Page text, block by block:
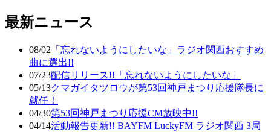
最新ニュース
08/02 「忘れないようにしたいな」ラジオ関西おすすめ
曲に選出!!
07/23配信リリース!!「忘れないようにしたいな」
05/13クマガイタツロウが第53回神戸まつり応援隊長に
就任！
04/30第53回神戸まつり応援CM放映中!!
04/14活動報告更新!! BAYFM LuckyFM ラジオ関西 3局